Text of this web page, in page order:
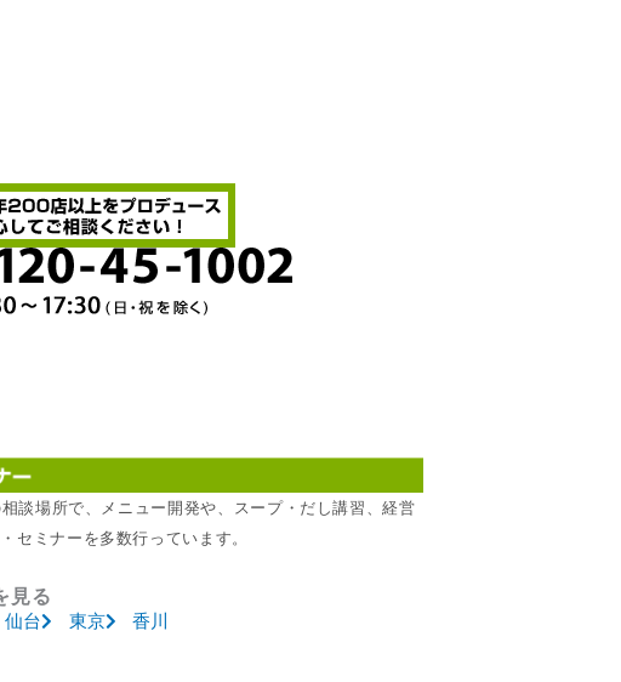
談場所で、メニュー開発や、スープ・だし講習、経営
セミナーを多数行っています。
見る
仙台 東京 香川